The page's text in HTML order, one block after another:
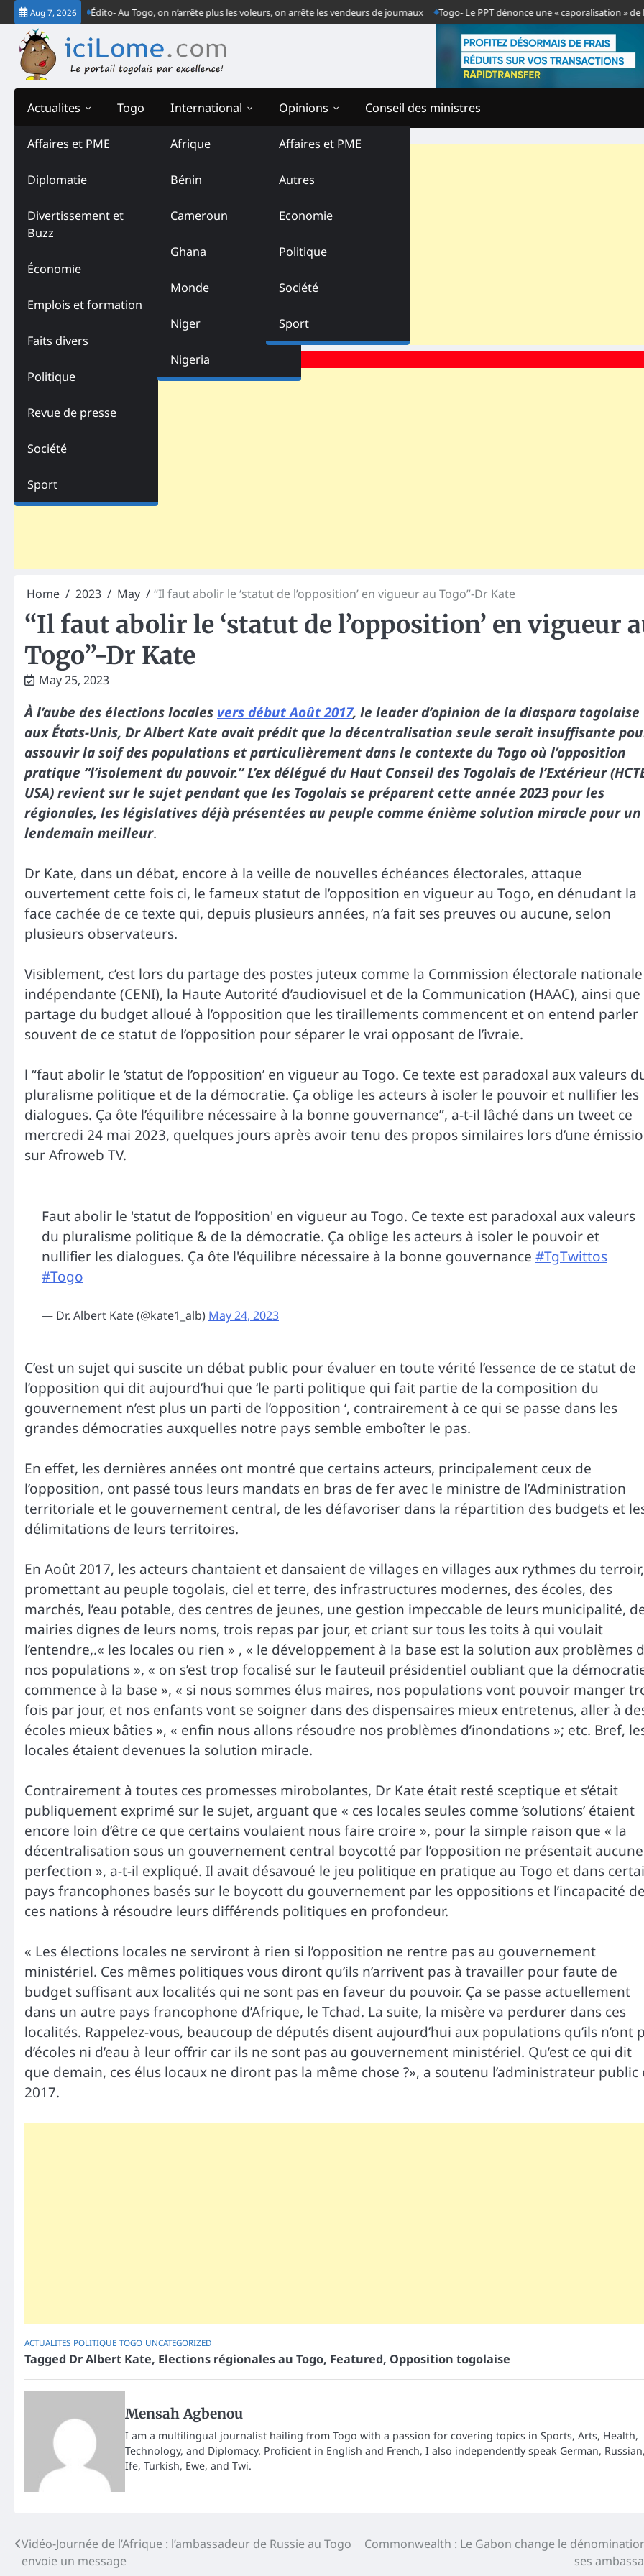
Skip
to
content
Aug 7, 2026Édito- Au Togo, on n’arrête plus les voleurs, on arrête les vendeurs de journaux Togo- Le PPT dénonce une « caporalisation » de la
Actualites
Affaires et PME
Diplomatie
Divertissement et
Buzz
Économie
Emplois et formation
Faits divers
Politique
Revue de presse
Société
Sport
Togo International
Afrique
Bénin
Cameroun
Ghana
Monde
Niger
Nigeria
Opinions
Affaires et PME
Autres
Economie
Politique
Société
Sport
Conseil des ministres
Home 2023 May “Il faut abolir le ‘statut de l’opposition’ en vigueur au Togo”-Dr Kate
“Il faut abolir le ‘statut de l’opposition’ en vigueur
Togo”-Dr Kate
May 25, 2023
À l’aube des élections locales vers début Août 2017, le leader d’opinion de la diaspora togolaise
aux États-Unis, Dr Albert Kate avait prédit que la décentralisation seule serait insuffisante
assouvir la soif des populations et particulièrement dans le contexte du Togo où l’opposition
pratique “l’isolement du pouvoir.” L’ex délégué du Haut Conseil des Togolais de l’Extérieur
USA) revient sur le sujet pendant que les Togolais se préparent cette année 2023 pour les
régionales, les législatives déjà présentées au peuple comme énième solution miracle pour un
lendemain meilleur.
Dr Kate, dans un débat, encore à la veille de nouvelles échéances électorales, attaque
ouvertement cette fois ci, le fameux statut de l’opposition en vigueur au Togo, en dénudant la
face cachée de ce texte qui, depuis plusieurs années, n’a fait ses preuves ou aucune, selon
plusieurs observateurs.
Visiblement, c’est lors du partage des postes juteux comme la Commission électorale nationale
indépendante (CENI), la Haute Autorité d’audiovisuel et de la Communication (HAAC), ainsi que
partage du budget alloué à l’opposition que les tiraillements commencent et on entend parler
souvent de ce statut de l’opposition pour séparer le vrai opposant de l’ivraie.
l “faut abolir le ‘statut de l’opposition’ en vigueur au Togo. Ce texte est paradoxal aux valeurs
pluralisme politique et de la démocratie. Ça oblige les acteurs à isoler le pouvoir et nullifier les
dialogues. Ça ôte l’équilibre nécessaire à la bonne gouvernance”, a-t-il lâché dans un tweet ce
mercredi 24 mai 2023, quelques jours après avoir tenu des propos similaires lors d’une
sur Afroweb TV.
Faut abolir le 'statut de l’opposition' en vigueur au Togo. Ce texte est paradoxal aux valeurs
du pluralisme politique & de la démocratie. Ça oblige les acteurs à isoler le pouvoir et
nullifier les dialogues. Ça ôte l'équilibre nécessaire à la bonne gouvernance #TgTwittos
#Togo
— Dr. Albert Kate (@kate1_alb) May 24, 2023
C’est un sujet qui suscite un débat public pour évaluer en toute vérité l’essence de ce statut de
l’opposition qui dit aujourd’hui que ‘le parti politique qui fait partie de la composition du
gouvernement n’est plus un parti de l’opposition ‘, contrairement à ce qui se passe dans les
grandes démocraties auxquelles notre pays semble emboîter le pas.
En effet, les dernières années ont montré que certains acteurs, principalement ceux de
l’opposition, ont passé tous leurs mandats en bras de fer avec le ministre de l’Administration
territoriale et le gouvernement central, de les défavoriser dans la répartition des budgets et
délimitations de leurs territoires.
En Août 2017, les acteurs chantaient et dansaient de villages en villages aux rythmes du terroir,
promettant au peuple togolais, ciel et terre, des infrastructures modernes, des écoles, des
marchés, l’eau potable, des centres de jeunes, une gestion impeccable de leurs municipalité,
mairies dignes de leurs noms, trois repas par jour, et criant sur tous les toits à qui voulait
l’entendre,.« les locales ou rien » , « le développement à la base est la solution aux problèmes
nos populations », « on s’est trop focalisé sur le fauteuil présidentiel oubliant que la
commence à la base », « si nous sommes élus maires, nos populations vont pouvoir manger
fois par jour, et nos enfants vont se soigner dans des dispensaires mieux entretenus, aller à
écoles mieux bâties », « enfin nous allons résoudre nos problèmes d’inondations »; etc. Bref,
locales étaient devenues la solution miracle.
Contrairement à toutes ces promesses mirobolantes, Dr Kate était resté sceptique et s’était
publiquement exprimé sur le sujet, arguant que « ces locales seules comme ‘solutions’ étaient
encore loin d’être ce que certains voulaient nous faire croire », pour la simple raison que « la
décentralisation sous un gouvernement central boycotté par l’opposition ne présentait aucune
perfection », a-t-il expliqué. Il avait désavoué le jeu politique en pratique au Togo et dans
pays francophones basés sur le boycott du gouvernement par les oppositions et l’incapacité
ces nations à résoudre leurs différends politiques en profondeur.
« Les élections locales ne serviront à rien si l’opposition ne rentre pas au gouvernement
ministériel. Ces mêmes politiques vous diront qu’ils n’arrivent pas à travailler pour faute de
budget suffisant aux localités qui ne sont pas en faveur du pouvoir. Ça se passe actuellement
dans un autre pays francophone d’Afrique, le Tchad. La suite, la misère va perdurer dans ces
localités. Rappelez-vous, beaucoup de députés disent aujourd’hui aux populations qu’ils n’ont
d’écoles ni d’eau à leur offrir car ils ne sont pas au gouvernement ministériel. Qu’est ce qui dit
que demain, ces élus locaux ne diront pas la même chose ?», a soutenu l’administrateur public
2017.
ACTUALITES POLITIQUE TOGO UNCATEGORIZED
Tagged Dr Albert Kate, Elections régionales au Togo, Featured, Opposition togolaise
Mensah Agbenou
I am a multilingual journalist hailing from Togo with a passion for covering topics in Sports, Arts, Health,
Technology, and Diplomacy. Proficient in English and French, I also independently speak German,
Ife, Turkish, Ewe, and Twi.
Post
Vidéo-Journée de l’Afrique : l’ambassadeur de Russie au Togo
envoie un message
Commonwealth : Le Gabon change le
ses